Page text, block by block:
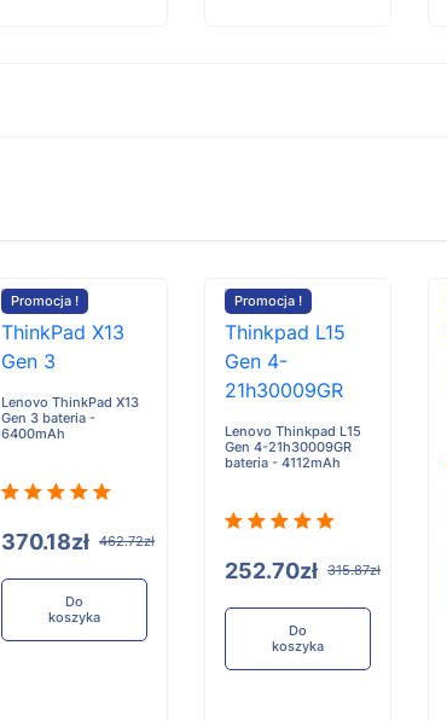
Promocja !
Lenovo ThinkPad X13
Gen 3 bateria -
6400mAh
370.18zł 462.72zł
Do
koszyka
Promocja !
Lenovo Thinkpad L15
Gen 4-21h30009GR
bateria - 4112mAh
252.70zł 315.87zł
Do
koszyka